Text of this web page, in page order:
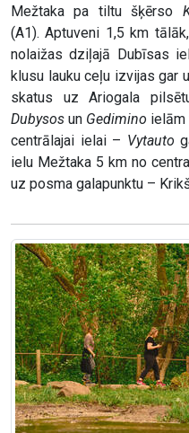
Mežtaka pa tiltu šķērso
(A1). Aptuveni 1,5 km
nolaižas dziļajā Dubīsas
klusu lauku ceļu izvijas gar
skatus uz Ariogala
Dubysos un Gedimino ielām
centrālajai ielai – Vytauto
ielu Mežtaka 5 km no
uz posma galapunktu –